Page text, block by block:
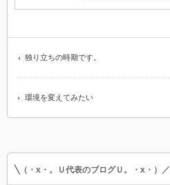
独り立ちの時期です。
環境を変えてみたい
╲（・x・。Ｕ代表のブログＵ。・x・）／